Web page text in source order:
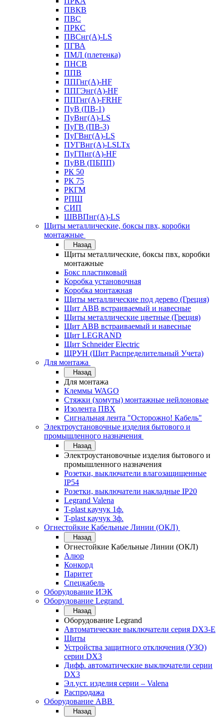
ПВКВ
ПВС
ПРКС
ПВСнг(А)-LS
ПГВА
ПМЛ (плетенка)
ПНСВ
ППВ
ППГнг(А)-HF
ППГЭнг(А)-HF
ППГнг(А)-FRHF
ПуВ (ПВ-1)
ПуВнг(А)-LS
ПуГВ (ПВ-3)
ПуГВнг(А)-LS
ПУГВнг(А)-LSLTx
ПуГПнг(А)-HF
ПуВВ (ПБПП)
РК 50
РК 75
РКГМ
РПШ
СИП
ШВВПнг(А)-LS
Щиты металлические, боксы пвх, коробки
монтажные
Назад
Щиты металлические, боксы пвх, коробки
монтажные
Бокс пластиковый
Коробка установочная
Коробка монтажная
Щиты металлические под дерево (Греция)
Щит ABB встраиваемый и навесные
Щиты металлические цветные (Греция)
Щит ABB встраиваемый и навесные
Щит LEGRAND
Щит Schneider Electric
ЩРУН (Щит Распределительный Учета)
Для монтажа
Назад
Для монтажа
Клеммы WAGO
Стяжки (хомуты) монтажные нейлоновые
Изолента ПВХ
Сигнальная лента "Осторожно! Кабель"
Электроустановочные изделия бытового и
промышленного назначения
Назад
Электроустановочные изделия бытового и
промышленного назначения
Розетки, выключатели влагозащищенные
IP54
Розетки, выключатели накладные IP20
Legrand Valena
T-plast каучук 1ф.
T-plast каучук 3ф.
Огнестойкие Кабельные Линии (ОКЛ)
Назад
Огнестойкие Кабельные Линии (ОКЛ)
Алюр
Конкорд
Паритет
Спецкабель
Оборудование ИЭК
Оборудование Legrand
Назад
Оборудование Legrand
Автоматические выключатели серия DX3-E
Щиты
Устройства защитного отключения (УЗО)
серии DX3
Дифф. автоматические выключатели серии
DX3
Эл.уст. изделия серии – Valena
Распродажа
Оборудование АВВ
Назад